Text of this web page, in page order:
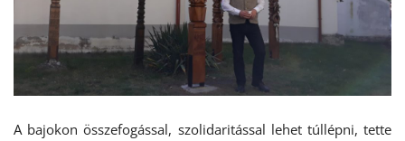
A bajokon összefogással, szolidaritással lehet túllépni, tette